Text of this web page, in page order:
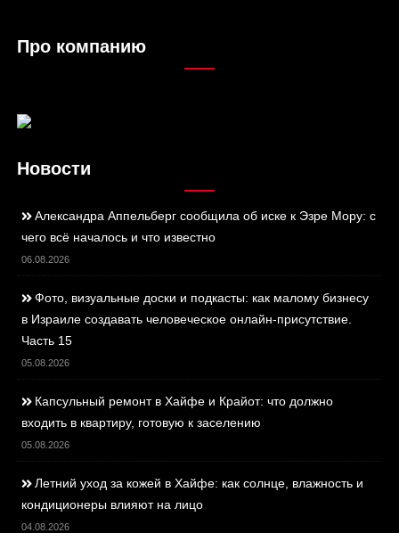
Про компанию
Новости
Александра Аппельберг сообщила об иске к Эзре Мору: с
чего всё началось и что известно
06.08.2026
Фото, визуальные доски и подкасты: как малому бизнесу
в Израиле создавать человеческое онлайн-присутствие.
Часть 15
05.08.2026
Капсульный ремонт в Хайфе и Крайот: что должно
входить в квартиру, готовую к заселению
05.08.2026
Летний уход за кожей в Хайфе: как солнце, влажность и
кондиционеры влияют на лицо
04.08.2026